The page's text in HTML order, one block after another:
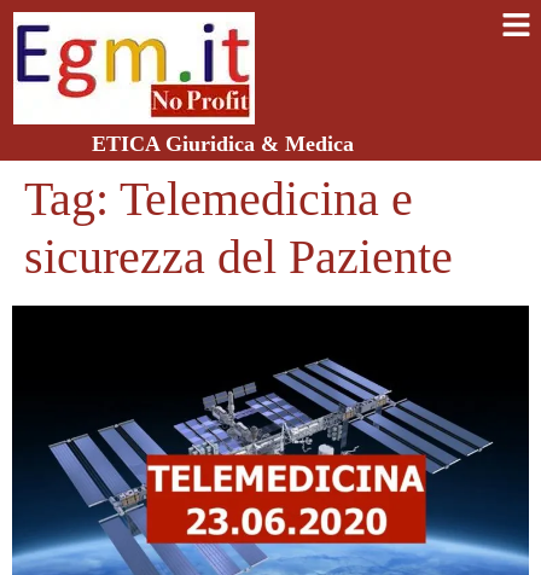
ETICA Giuridica & Medica
Tag: Telemedicina e
sicurezza del Paziente